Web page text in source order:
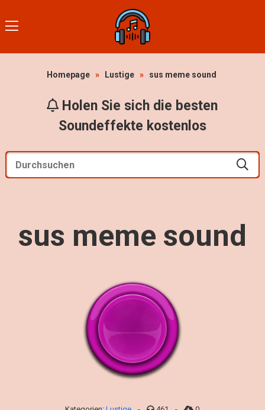
Homepage » Lustige » sus meme sound
Holen Sie sich die besten
Soundeffekte kostenlos
sus meme sound